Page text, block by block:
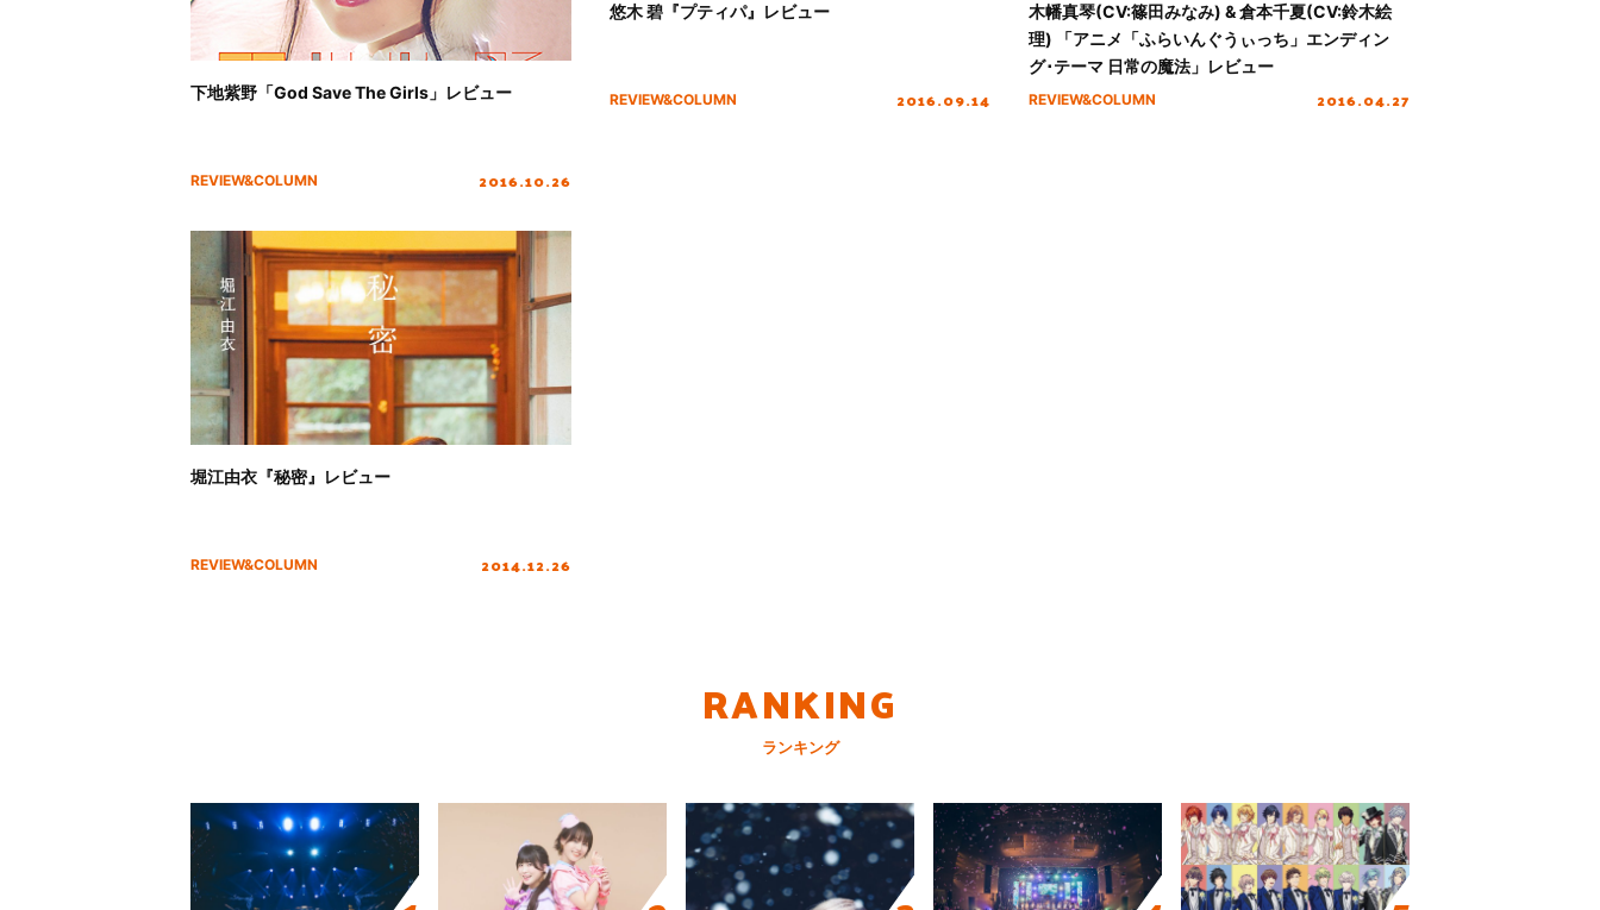
下地紫野「God Save The Girls」レビュー
REVIEW&COLUMN 2016.10.26
悠木 碧『プティパ』レビュー
REVIEW&COLUMN 2016.09.14
木幡真琴(CV:篠田みなみ) & 倉本千夏(CV:鈴木絵
理) 「アニメ「ふらいんぐうぃっち」エンディン
グ･テーマ 日常の魔法」レビュー
REVIEW&COLUMN 2016.04.27
堀江由衣『秘密』レビュー
REVIEW&COLUMN 2014.12.26
RANKING
ランキング